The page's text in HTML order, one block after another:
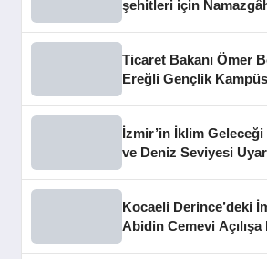
şehitleri için
Ticaret Bakanı Ömer
Ereğli Gençlik
İzmir’in İklim Geleceği
ve Deniz Seviyesi
Kocaeli Derince’deki
Abidin Cemevi Açılışa